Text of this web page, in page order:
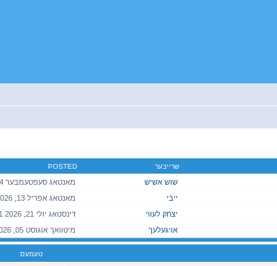
שרייבער POSTED
שוש אשיש
ייבי
יצחק לעווי
אויגעלעך
טעמעס